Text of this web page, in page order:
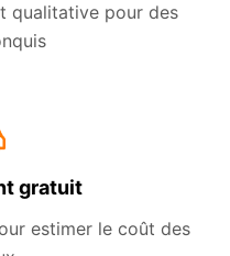
qualitative pour des
gratuit
estimer le coût des